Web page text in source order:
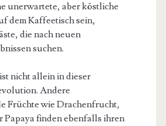
unerwartete, aber köstliche
dem Kaffeetisch sein,
die nach neuen
suchen.
nicht allein in dieser
Andere
Früchte wie Drachenfrucht,
Papaya finden ebenfalls ihren